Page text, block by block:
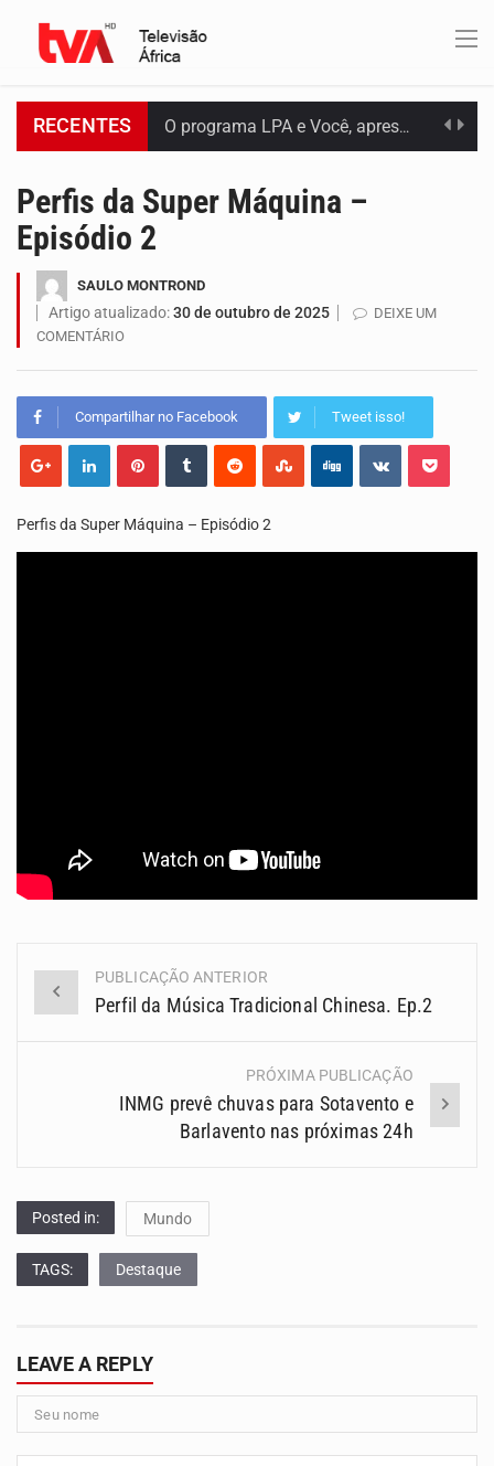
RECENTES O programa LPA e Você, apresentado por Lilian Primo Albuquerque, o único programa de empreendedorismo…
O programa LPA e Você, apresentado por Lilian Primo Albuquerque, o único programa de empreendedorismo…
Uma produção especial do Grupo de Mídia da China e da TVA. Venha conhecer o…
A Delegacia de Saúde do Porto Novo, Santo Antão, anunciou esta quarta feira a realização…
Perfis da Super Máquina –
Episódio 2
SAULO MONTROND
Artigo atualizado:30 de outubro de 2025
DEIXE UM
COMENTÁRIO
Compartilhar no Facebook Tweet isso!
Perfis da Super Máquina – Episódio 2
Navegação
PUBLICAÇÃO ANTERIOR
Perfil da Música Tradicional Chinesa. Ep.2
PRÓXIMA PUBLICAÇÃO
INMG prevê chuvas para Sotavento e
Barlavento nas próximas 24h
Posted in: Mundo
TAGS: Destaque
LEAVE A REPLY